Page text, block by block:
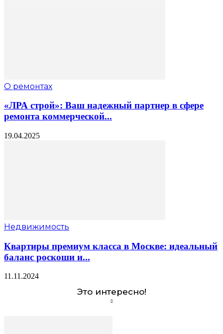
О ремонтах
«ЛРА строй»: Ваш надежный партнер в сфере
ремонта коммерческой...
19.04.2025
Недвижимость
Квартиры премиум класса в Москве: идеальный
баланс роскоши и...
11.11.2024
Это интересно!